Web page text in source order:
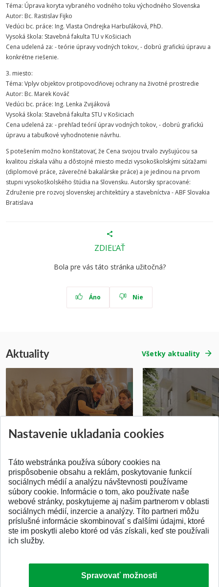
Téma: Úprava koryta vybraného vodného toku východného Slovenska
Autor: Bc. Rastislav Fijko
Vedúci bc. práce: Ing. Vlasta Ondrejka Harbuľáková, PhD.
Vysoká škola: Stavebná fakulta TU v Košiciach
Cena udelená za: - teórie úpravy vodných tokov, - dobrú grafickú úpravu a
konkrétne riešenie.
3. miesto:
Téma: Vplyv objektov protipovodňovej ochrany na životné prostredie
Autor: Bc. Marek Kováč
Vedúci bc. práce: Ing. Lenka Zvijáková
Vysoká škola: Stavebná fakulta STU v Košiciach
Cena udelená za: - prehľad teórií úprav vodných tokov, - dobrú grafickú
úpravu a tabuľkové vyhodnotenie návrhu.
S potešením možno konštatovať, že Cena svojou trvalo zvyšujúcou sa
kvalitou získala váhu a dôstojné miesto medzi vysokoškolskými súťažami
(diplomové práce, záverečné bakalárske práce) a je jedinou na prvom
stupni vysokoškolského štúdia na Slovensku. Autorsky spracované:
Združenie pre rozvoj slovenskej architektúry a stavebníctva - ABF Slovakia
Bratislava
ZDIEĽAŤ
Bola pre vás táto stránka užitočná?
Áno Nie
Aktuality Všetky aktuality
Pridané 14.07.2026 Pridané 03.07.2026
SPÄŤ NA VRCH
Nastavenie ukladania cookies
Táto webstránka používa súbory cookies na
prispôsobenie obsahu a reklám, poskytovanie funkcií
sociálnych médií a analýzu návštevnosti používame
súbory cookie. Informácie o tom, ako používate naše
webové stránky, poskytujeme aj našim partnerom v oblasti
sociálnych médií, inzercie a analýzy. Títo partneri môžu
príslušné informácie skombinovať s ďalšími údajmi, ktoré
ste im poskytli alebo ktoré od vás získali, keď ste používali
ich služby.
Spravovať možnosti